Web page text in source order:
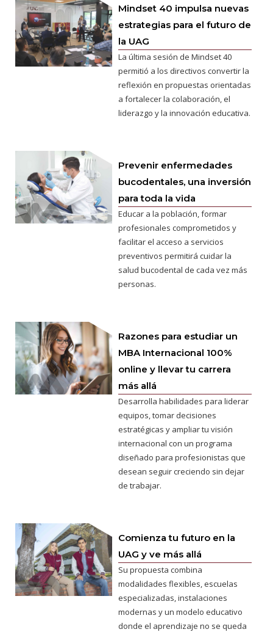
Mindset 40 impulsa nuevas
estrategias para el futuro de
la UAG
La última sesión de Mindset 40
permitió a los directivos convertir la
reflexión en propuestas orientadas
a fortalecer la colaboración, el
liderazgo y la innovación educativa.
Prevenir enfermedades
bucodentales, una inversión
para toda la vida
Educar a la población, formar
profesionales comprometidos y
facilitar el acceso a servicios
preventivos permitirá cuidar la
salud bucodental de cada vez más
personas.
Razones para estudiar un
MBA Internacional 100%
online y llevar tu carrera
más allá
Desarrolla habilidades para liderar
equipos, tomar decisiones
estratégicas y ampliar tu visión
internacional con un programa
diseñado para profesionistas que
desean seguir creciendo sin dejar
de trabajar.
Comienza tu futuro en la
UAG y ve más allá
Su propuesta combina
modalidades flexibles, escuelas
especializadas, instalaciones
modernas y un modelo educativo
donde el aprendizaje no se queda